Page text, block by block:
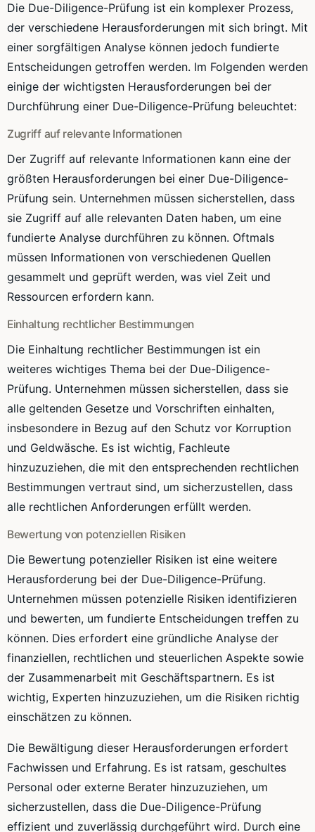
Die Due-Diligence-Prüfung ist ein komplexer Prozess,
der verschiedene Herausforderungen mit sich bringt. Mit
einer sorgfältigen Analyse können jedoch fundierte
Entscheidungen getroffen werden. Im Folgenden werden
einige der wichtigsten Herausforderungen bei der
Durchführung einer Due-Diligence-Prüfung beleuchtet:
Zugriff auf relevante Informationen
Der Zugriff auf relevante Informationen kann eine der
größten Herausforderungen bei einer Due-Diligence-
Prüfung sein. Unternehmen müssen sicherstellen, dass
sie Zugriff auf alle relevanten Daten haben, um eine
fundierte Analyse durchführen zu können. Oftmals
müssen Informationen von verschiedenen Quellen
gesammelt und geprüft werden, was viel Zeit und
Ressourcen erfordern kann.
Einhaltung rechtlicher Bestimmungen
Die Einhaltung rechtlicher Bestimmungen ist ein
weiteres wichtiges Thema bei der Due-Diligence-
Prüfung. Unternehmen müssen sicherstellen, dass sie
alle geltenden Gesetze und Vorschriften einhalten,
insbesondere in Bezug auf den Schutz vor Korruption
und Geldwäsche. Es ist wichtig, Fachleute
hinzuzuziehen, die mit den entsprechenden rechtlichen
Bestimmungen vertraut sind, um sicherzustellen, dass
alle rechtlichen Anforderungen erfüllt werden.
Bewertung von potenziellen Risiken
Die Bewertung potenzieller Risiken ist eine weitere
Herausforderung bei der Due-Diligence-Prüfung.
Unternehmen müssen potenzielle Risiken identifizieren
und bewerten, um fundierte Entscheidungen treffen zu
können. Dies erfordert eine gründliche Analyse der
finanziellen, rechtlichen und steuerlichen Aspekte sowie
der Zusammenarbeit mit Geschäftspartnern. Es ist
wichtig, Experten hinzuzuziehen, um die Risiken richtig
einschätzen zu können.
Die Bewältigung dieser Herausforderungen erfordert
Fachwissen und Erfahrung. Es ist ratsam, geschultes
Personal oder externe Berater hinzuzuziehen, um
sicherzustellen, dass die Due-Diligence-Prüfung
effizient und zuverlässig durchgeführt wird. Durch eine